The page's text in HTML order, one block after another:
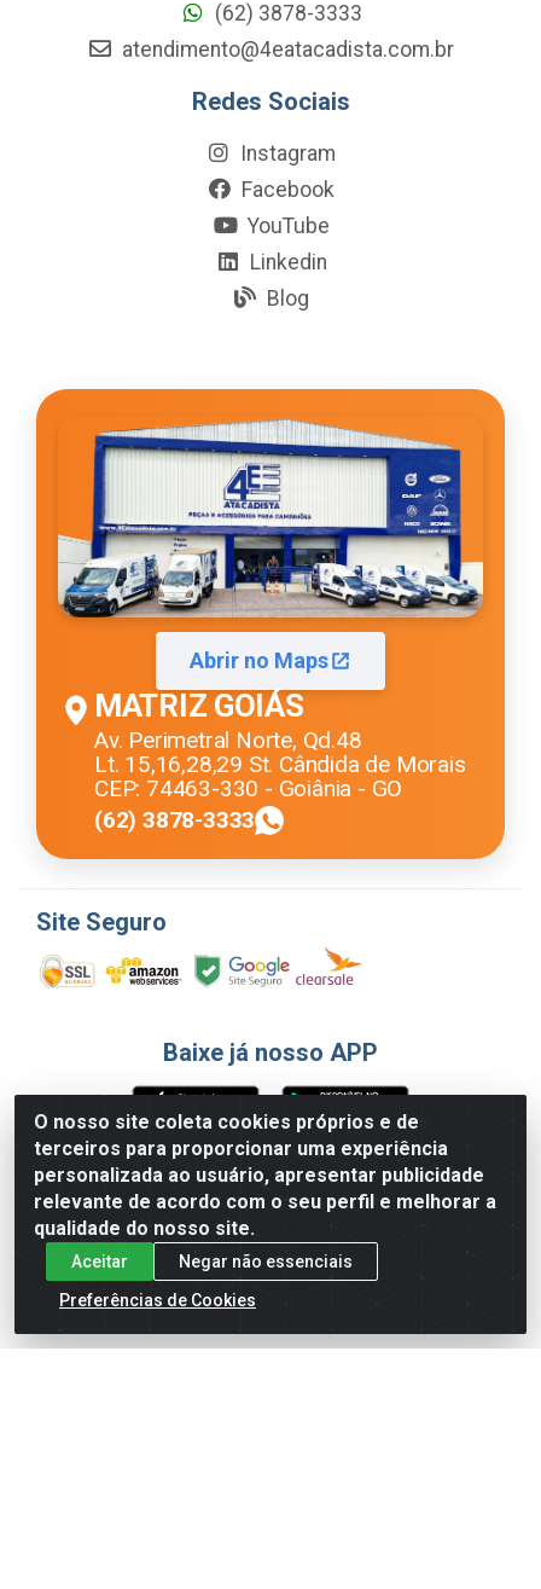
O nosso site coleta cookies próprios e de
terceiros para proporcionar uma experiência
personalizada ao usuário, apresentar publicidade
relevante de acordo com o seu perfil e melhorar a
qualidade do nosso site.
Aceitar
Negar não essenciais
Preferências de Cookies
(62) 3878-3333
atendimento@4eatacadista.com.br
Redes Sociais
Instagram
Facebook
YouTube
Linkedin
Blog
Abrir no Maps
MATRIZ GOIÁS
Av. Perimetral Norte, Qd.48
Lt. 15,16,28,29 St. Cândida de Morais
CEP: 74463-330 - Goiânia - GO
(62) 3878-3333
Site Seguro
Baixe já nosso APP
Formas de Pagamento